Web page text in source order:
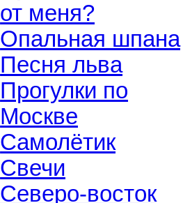
от меня?
Опальная шпана
Песня льва
Прогулки по
Москве
Самолётик
Свечи
Северо-восток